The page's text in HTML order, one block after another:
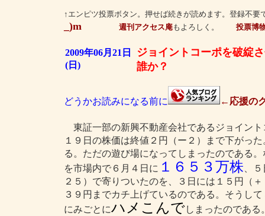
↑エンピツ投票ボタン。押せば続きが読めます。登録不要
_)m 週刊アクセス庵もよろしく。 投票博
2009年06月21日
(日)
ジョイントコーポを破綻
誰か？
どうかお読みになる前に ←応援の
東証一部の新興不動産会社であるジョイン
１９日の株価は終値２円（ー２）まで下がっ
る。ただの遊び場になってしまったのである
を市場内で６月４日に １６５３万株 、
２５）で寄りついたのを、３日には１５円（
３９円までカチ上げているのである。そうし
にみごとにハメこんでしまったのであ